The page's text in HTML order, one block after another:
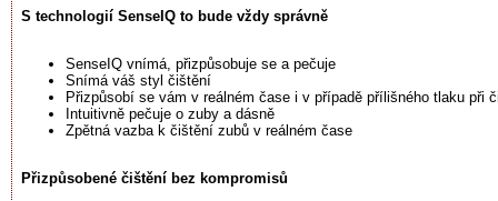
S technologií SenseIQ to bude vždy správně
SenseIQ vnímá, přizpůsobuje se a pečuje
Snímá váš styl čištění
Přizpůsobí se vám v reálném čase i v případě přílišného tlaku při
Intuitivně pečuje o zuby a dásně
Zpětná vazba k čištění zubů v reálném čase
Přizpůsobené čištění bez kompromisů